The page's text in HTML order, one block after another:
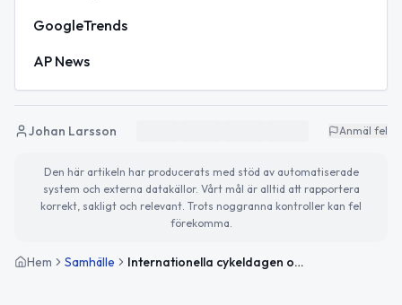
GoogleTrends
AP News
Johan Larsson Anmäl fel
Den här artikeln har producerats med stöd av automatiserade
system och externa datakällor. Vårt mål är alltid att rapportera
korrekt, sakligt och relevant. Trots noggranna kontroller kan fel
förekomma.
Hem Samhälle Internationella cykeldagen och drönarflygning över Arvidsjaur